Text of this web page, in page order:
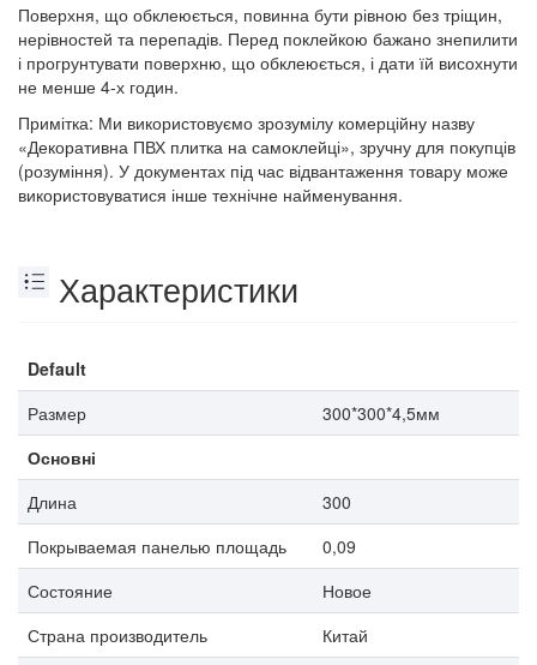
Поверхня, що обклеюється, повинна бути рівною без тріщин,
нерівностей та перепадів. Перед поклейкою бажано знепилити
і прогрунтувати поверхню, що обклеюється, і дати їй висохнути
не менше 4-х годин.
Примітка: Ми використовуємо зрозумілу комерційну назву
«Декоративна ПВХ плитка на самоклейці», зручну для покупців
(розуміння). У документах під час відвантаження товару може
використовуватися інше технічне найменування.
Характеристики
Default
Размер
300*300*4,5мм
Основні
Длина
300
Покрываемая панелью площадь
0,09
Состояние
Новое
Страна производитель
Китай